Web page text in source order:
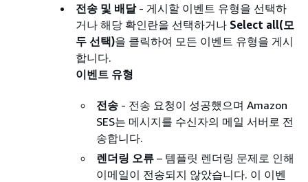
전송 및 배달- 게시할 이벤트 유형을 선택하
거나 해당 확인란을 선택하거나 Select all(모
두 선택)을 클릭하여 모든 이벤트 유형을 게시
합니다.
이벤트 유형
전송 - 전송 요청이 성공했으며 Amazon
SES는 메시지를 수신자의 메일 서버로 전
송합니다.
렌더링 오류 – 템플릿 렌더링 문제로 인해
이메일이 전송되지 않았습니다. 이 이벤